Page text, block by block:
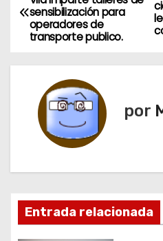
a
c
i
ó
sensibilización para
operadores de
transporte publico.
por
Entrada relacionada